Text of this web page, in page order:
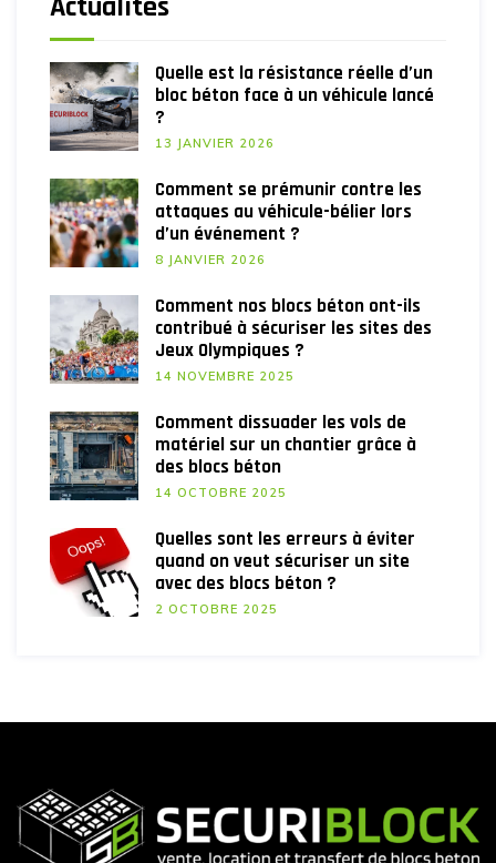
Quelle est la résistance réelle d’un
bloc béton face à un véhicule lancé
?
13 JANVIER 2026
Comment se prémunir contre les
attaques au véhicule-bélier lors
d’un événement ?
8 JANVIER 2026
Comment nos blocs béton ont-ils
contribué à sécuriser les sites des
Jeux Olympiques ?
14 NOVEMBRE 2025
Comment dissuader les vols de
matériel sur un chantier grâce à
des blocs béton
14 OCTOBRE 2025
Quelles sont les erreurs à éviter
quand on veut sécuriser un site
avec des blocs béton ?
2 OCTOBRE 2025